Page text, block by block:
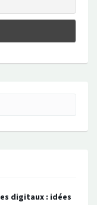
digitaux : idées